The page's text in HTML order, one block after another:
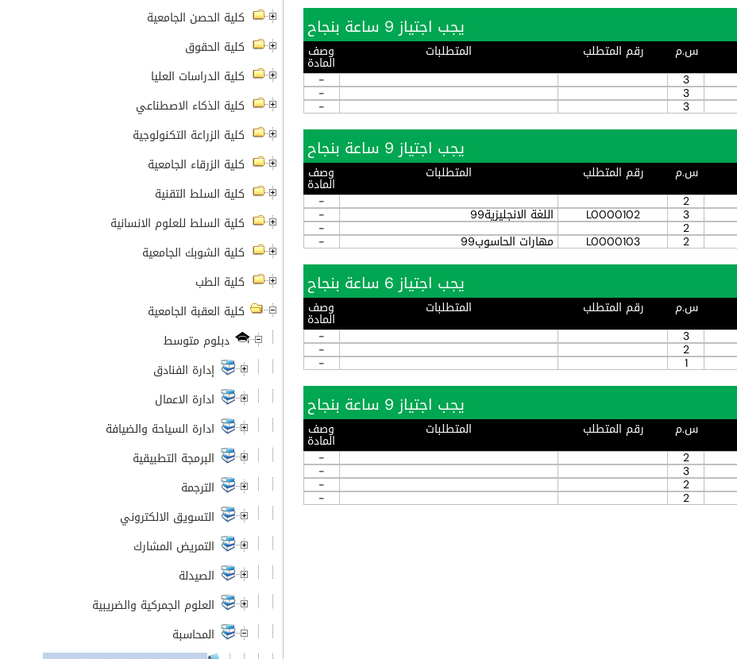
يجب اجتياز 9 ساعة بنجاح
س.م رقم المتطلب المتطلبات وصف
المادة
3
-
3
-
3
-
يجب اجتياز 9 ساعة بنجاح
س.م رقم المتطلب المتطلبات وصف
المادة
2
-
3
L0000102 اللغة الانجليزية99 -
2
-
2
L0000103 مهارات الحاسوب99
-
يجب اجتياز 6 ساعة بنجاح
س.م رقم المتطلب المتطلبات وصف
المادة
3
-
2
-
1
-
يجب اجتياز 9 ساعة بنجاح
س.م رقم المتطلب المتطلبات وصف
المادة
2
-
3
-
2
-
2
-
كلية الحصن الجامعية
كلية الحقوق
كلية الدراسات العليا
كلية الذكاء الاصطناعي
كلية الزراعة التكنولوجية
كلية الزرقاء الجامعية
كلية السلط التقنية
كلية السلط للعلوم الانسانية
كلية الشوبك الجامعية
كلية الطب
كلية العقبة الجامعية
دبلوم متوسط
إدارة الفنادق
ادارة الاعمال
ادارة السياحة والضيافة
البرمجة التطبيقية
الترجمة
التسويق الالكتروني
التمريض المشارك
الصيدلة
العلوم الجمركية والضريبية
المحاسبة